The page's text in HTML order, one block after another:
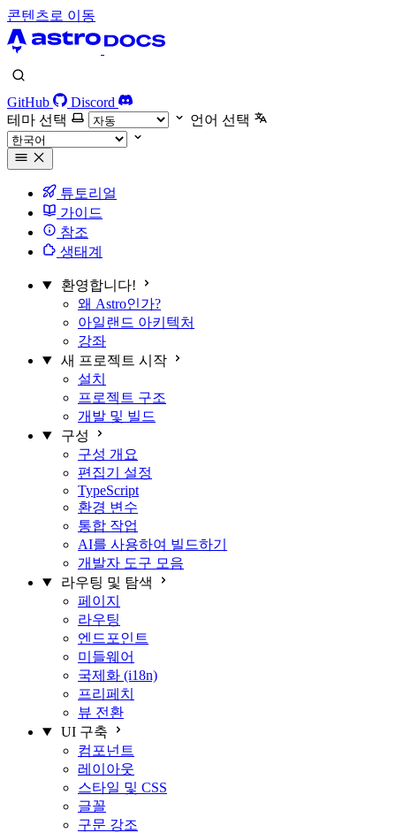
콘텐츠로 이동
GitHub
Discord
테마 선택
언어 선택
튜토리얼
가이드
참조
생태계
환영합니다!
왜 Astro인가?
아일랜드 아키텍처
강좌
새 프로젝트 시작
설치
프로젝트 구조
개발 및 빌드
구성
구성 개요
편집기 설정
TypeScript
환경 변수
통합 작업
AI를 사용하여 빌드하기
개발자 도구 모음
라우팅 및 탐색
페이지
라우팅
엔드포인트
미들웨어
국제화 (i18n)
프리페치
뷰 전환
UI 구축
컴포넌트
레이아웃
스타일 및 CSS
글꼴
구문 강조